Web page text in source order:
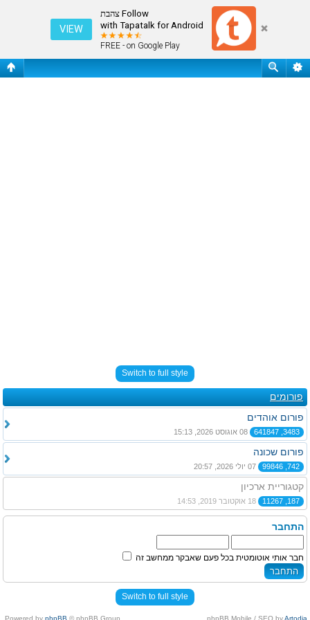
Follow צהבת
with Tapatalk for Android
FREE - on Google Play
VIEW
עמוד ראשי
Switch to full style
פורומים
פורום אוהדים
3483, 641847
פורום שכונה
742, 99846
קטגוריית ארכיון
187, 11267
התחבר
חבר אותי אוטומטית בכל פעם שאבקר ממחשב זה
Switch to full style